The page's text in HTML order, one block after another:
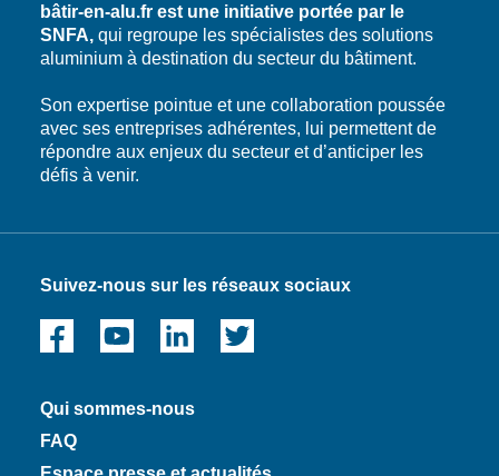
bâtir-en-alu.fr est une initiative portée par le
SNFA, qui regroupe les spécialistes des solutions
aluminium à destination du secteur du bâtiment.
Son expertise pointue et une collaboration poussée
avec ses entreprises adhérentes, lui permettent de
répondre aux enjeux du secteur et d’anticiper les
défis à venir.
Suivez-nous sur les réseaux sociaux
Qui sommes-nous
FAQ